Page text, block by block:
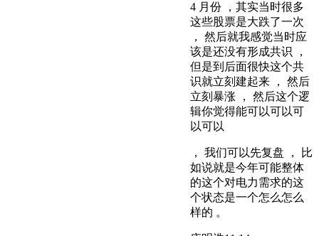
4 月份 ，其实当时很多
这些股票是大跌了一次
， 然后就我感觉当时应
该是还没有形成共识 ，
但是到后面很快这个共
识就立刻建起来 ， 然后
立刻暴涨 ， 然后这个逻
辑你觉得能可以可以可
以可以
， 我们可以先复盘 ， 比
如说就是今年可能整体
的这个对电力需求的这
个状态是一个怎么怎么
样的 。